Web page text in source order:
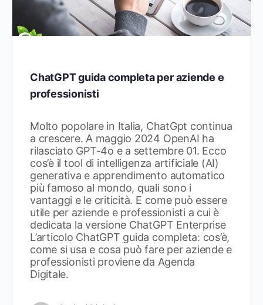
ChatGPT guida completa per aziende e
professionisti
Molto popolare in Italia, ChatGpt continua
a crescere. A maggio 2024 OpenAI ha
rilasciato GPT-4o e a settembre 01. Ecco
cos’è il tool di intelligenza artificiale (AI)
generativa e apprendimento automatico
più famoso al mondo, quali sono i
vantaggi e le criticità. E come può essere
utile per aziende e professionisti a cui è
dedicata la versione ChatGPT Enterprise
L’articolo ChatGPT guida completa: cos’è,
come si usa e cosa può fare per aziende e
professionisti proviene da Agenda
Digitale.